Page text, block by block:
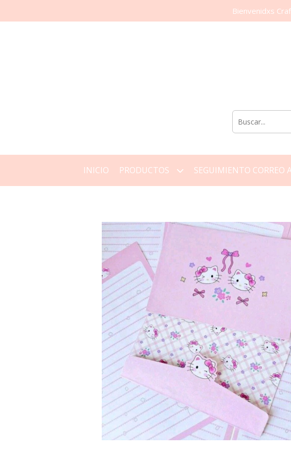
Bienvenidxs
INICIO PRODUCTOS SEGUIMIENTO CORREO